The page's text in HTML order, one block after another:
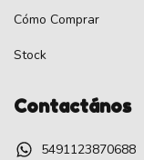
Cómo Comprar
Stock
Contactános
5491123870688